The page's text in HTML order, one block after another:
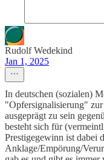
Rudolf Wedekind
Jan 1, 2025
In deutschen (sozialen)
"Opfersignalisierung"
ausgeprägt zu sein
besteht sich für
Prestigegewinn ist dabei
Anklage/Empörung/